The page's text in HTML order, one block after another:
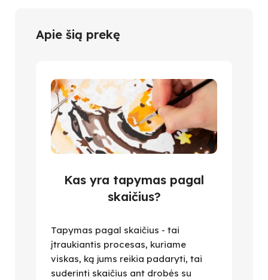
Apie šią prekę
Kas yra tapymas pagal
skaičius?
Tapymas pagal skaičius - tai
įtraukiantis procesas, kuriame
viskas, ką jums reikia padaryti, tai
suderinti skaičius ant drobės su